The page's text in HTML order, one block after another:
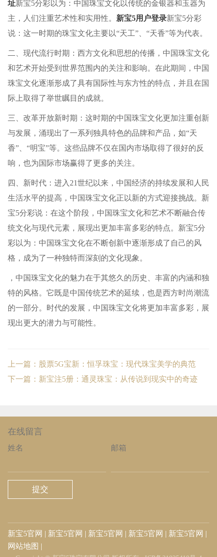
址新宝5分彩以为：中国珠宝文化以传统的金银器和玉器为
主，人们注重艺术性和实用性。 新宝5用户登录新宝5分彩
说：这一时期的珠宝文化主要以“天工”、“天香”等为代表。
二、现代流行时期：西方文化和思想的传播，中国珠宝文化
和艺术开始受到世界范围内的关注和影响。在此期间，中国
珠宝文化逐渐形成了具有国际性与东方性的特点，并且在国
际上取得了举世瞩目的成就。
三、改革开放新时期：这时期的中国珠宝文化更加注重创新
与发展，涌现出了一系列独具特色的品牌和产品，如“天
香”、“明宝”等。这些品牌不仅在国内市场取得了很好的反
响，也为国际市场赢得了更多的关注。
四、新时代：进入21世纪以来，中国经济的持续发展和人民
生活水平的提高，中国珠宝文化正以新的方式迎接挑战。新
宝5分彩说：在这个阶段，中国珠宝文化和艺术不断融合传
统文化与现代元素，展现出更加丰富多彩的特点。新宝5分
彩以为：中国珠宝文化在不断创新中逐渐形成了自己的风
格，成为了一种独特而深刻的文化现象。
，中国珠宝文化的魅力在于其悠久的历史、丰富的内涵和独
特的风格。它既是中国传统艺术的延续，也是西方时尚潮流
的一部分。时代的发展，中国珠宝文化将更加丰富多彩，展
现出更大的潜力与可能性。
上一篇：股票5G宝新：恒孚珠宝：现代珠宝美学的典范
下一篇：新宝注5册：通灵珠宝：从传说到现实中的奇迹
在线留言
姓名 邮箱
提交
新宝5官网 | 新宝5官网 | 新宝5官网 | 新宝5官网 | 新宝5官网 |
网站地图 |